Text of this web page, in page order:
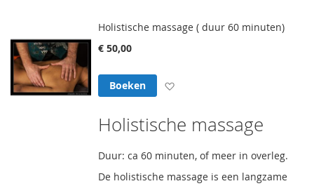
Holistische massage ( duur 60 minuten)
€ 50,00
Boeken
Holistische massage
Duur: ca 60 minuten, of meer in overleg.
De holistische massage is een langzame